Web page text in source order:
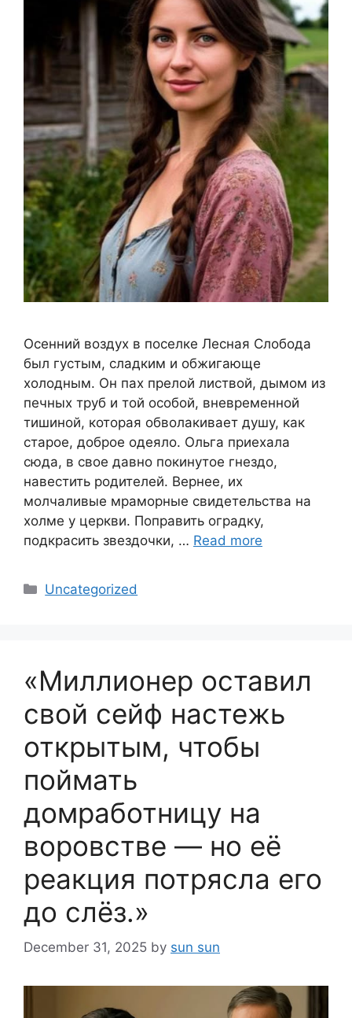
Осенний воздух в поселке Лесная Слобода
был густым, сладким и обжигающе
холодным. Он пах прелой листвой, дымом из
печных труб и той особой, вневременной
тишиной, которая обволакивает душу, как
старое, доброе одеяло. Ольга приехала
сюда, в свое давно покинутое гнездо,
навестить родителей. Вернее, их
молчаливые мраморные свидетельства на
холме у церкви. Поправить оградку,
подкрасить звездочки, … Read more
Categories
Uncategorized
«Миллионер оставил
свой сейф настежь
открытым, чтобы
поймать
домработницу на
воровстве — но её
реакция потрясла его
до слёз.»
December 31, 2025 by sun sun